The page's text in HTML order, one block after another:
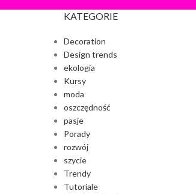
KATEGORIE
Decoration
Design trends
ekologia
Kursy
moda
oszczędność
pasje
Porady
rozwój
szycie
Trendy
Tutoriale